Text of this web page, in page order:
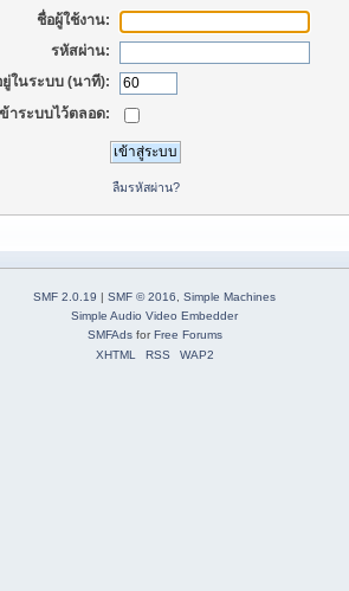
ชื่อผู้ใช้งาน:
รหัสผ่าน:
ยู่ในระบบ (นาที):
าระบบไว้ตลอด:
ลืมรหัสผ่าน?
SMF 2.0.19 | SMF © 2016
Simple Machines
Simple Audio Video Embedder
SMFAdsforFree Forums
XHTML
RSS WAP2